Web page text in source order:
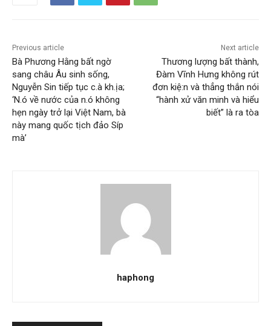
Previous article
Bà Phương Hằng bất ngờ
sang châu Âu sinh sống,
Nguyễn Sin tiếp tục c.à kh.ịa;
‘N.ó về nước của n.ó không
hẹn ngày trở lại Việt Nam, bà
này mang quốc tịch đảo Síp
mà’
Next article
Thương lượng bất thành,
Đàm Vĩnh Hưng không rút
đơn kiệ:n và thẳng thắn nói
“hành xử văn minh và hiểu
biết” là ra tòa
haphong